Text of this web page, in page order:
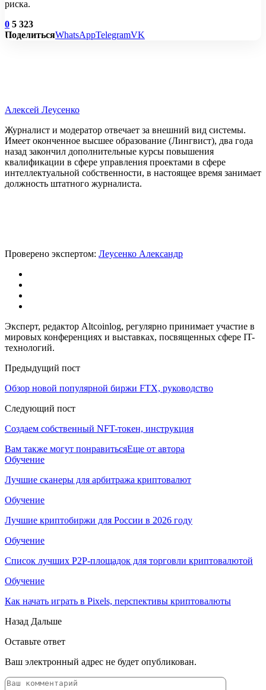
риска.
0 5 323
ПоделитьсяWhatsAppTelegramVK
Алексей Леусенко
Журналист и модератор отвечает за внешний вид системы.
Имеет оконченное высшее образование (Лингвист), два года
назад закончил дополнительные курсы повышения
квалификации в сфере управления проектами в сфере
интеллектуальной собственности, в настоящее время занимает
должность штатного журналиста.
Проверено экспертом: Леусенко Александр
Эксперт, редактор Altcoinlog, регулярно принимает участие в
мировых конференциях и выставках, посвященных сфере IT-
технологий.
Предыдущий пост
Обзор новой популярной биржи FTX, руководство
Следующий пост
Создаем собственный NFT-токен, инструкция
Вам также могут понравитьсяЕще от автора
Обучение
Лучшие сканеры для арбитража криптовалют
Обучение
Лучшие криптобиржи для России в 2026 году
Обучение
Список лучших P2P-площадок для торговли криптовалютой
Обучение
Как начать играть в Pixels, перспективы криптовалюты
Назад Дальше
Оставьте ответ
Ваш электронный адрес не будет опубликован.